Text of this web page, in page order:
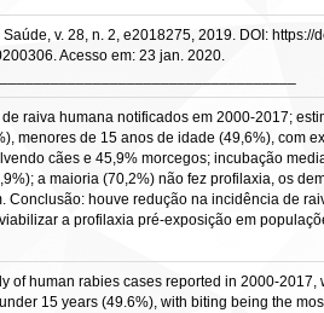
v. 28, n. 2, e2018275, 2019. DOI: https://
Acesso em: 23 jan. 2020.
raiva humana notificados em 2000-2017;
menores de 15 anos de idade (49,6%), com
cães e 45,9% morcegos; incubação
a maioria (70,2%) não fez profilaxia, os
houve redução na incidência de
a profilaxia pré-exposição em
human rabies cases reported in 2000-2017,
15 years (49.6%), with biting being the